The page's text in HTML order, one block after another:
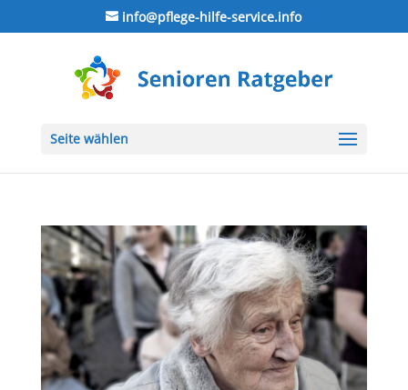
info@pflege-hilfe-service.info
Seite wählen